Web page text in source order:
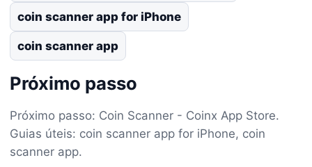
coin scanner app for iPhone
coin scanner app
Próximo passo
Próximo passo: Coin Scanner - Coinx App Store.
Guias úteis: coin scanner app for iPhone, coin
scanner app.